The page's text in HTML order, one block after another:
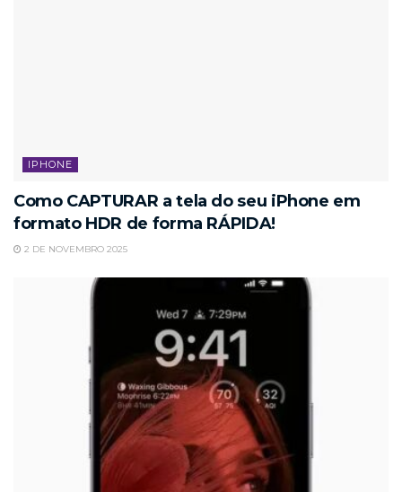
IPHONE
Como CAPTURAR a tela do seu iPhone em
formato HDR de forma RÁPIDA!
2 DE NOVEMBRO 2025